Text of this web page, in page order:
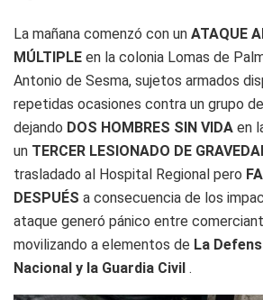
La mañana comenzó con un ATAQUE
MÚLTIPLE en la colonia Lomas de
Antonio de Sesma, sujetos armados
repetidas ocasiones contra un grupo
dejando DOS HOMBRES SIN VIDA en
un TERCER LESIONADO DE
trasladado al Hospital Regional pero
DESPUÉS a consecuencia de los
ataque generó pánico entre
movilizando a elementos de La
Nacional y la Guardia Civil .